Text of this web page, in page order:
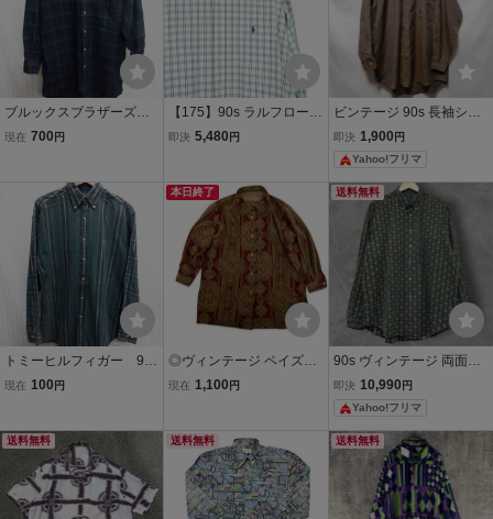
ブルックスブラザーズ 9
0sヴィンテージ 長袖ボ
襟付き長袖カットソー 長
袖シャツ 05221
現在 700 円
【175】90s ラルフローレ
ン Ralph Lauren BLAIRE
相当 ヴィンテージ ビンテ
即決 5,480 円
ビンテージ 90s 長袖シャ
ツ ヴィンテージ 玉虫色 総
柄 幾何学模様 レーヨンシ
ャツ 長袖 古着 ブラウン
光沢 ヘリンボーン柄
即決 1,900 円
Yahoo!フリマ
トミーヒルフィガー 90s
ヴィンテージ 長袖ボタ
イプ柄シャツ ロゴ刺繍シ
ャツ 襟付き04142
現在 100 円
本日終了
◎ヴィンテージ ペイズリ
ー柄 シャツ ジャケット 長
ディース メンズ
現在 1,100 円
送料無料
90s ヴィンテージ 両面ペ
イズリー柄 小紋柄 総柄 コ
ットン 長袖シャツ グリー
即決 10,990 円
Yahoo!フリマ
送料無料 送料無料 送料無料